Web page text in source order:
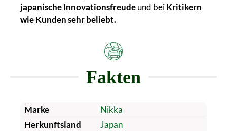
japanische Innovationsfreudeund beiKritikern
wie Kunden sehr beliebt.
Fakten
Marke
Nikka
Herkunftsland
Japan